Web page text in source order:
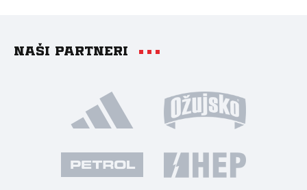
Naši partneri